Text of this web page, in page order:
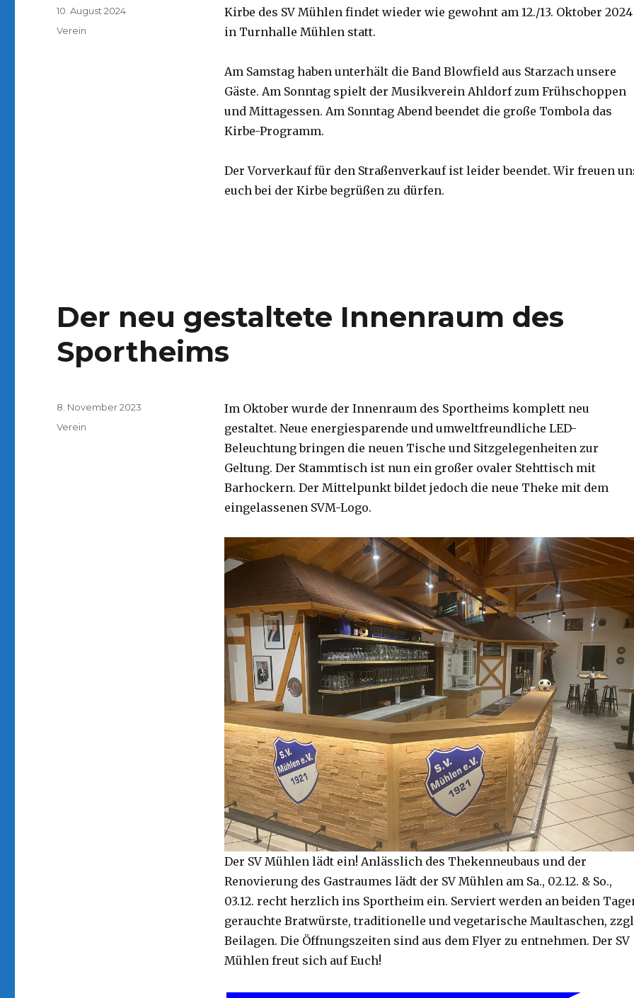
Kirbe des SV Mühlen findet wieder wie gewohnt am 12./13. Oktober 2024
in Turnhalle Mühlen statt.
Am Samstag haben unterhält die Band Blowfield aus Starzach unsere
Gäste. Am Sonntag spielt der Musikverein Ahldorf zum Frühschoppen
und Mittagessen. Am Sonntag Abend beendet die große Tombola das
Kirbe-Programm.
Der Vorverkauf für den Straßenverkauf ist leider beendet. Wir freuen
euch bei der Kirbe begrüßen zu dürfen.
Veröffentlicht
am
10. August 2024
Kategorien
Verein
Der neu gestaltete Innenraum des
Sportheims
Im Oktober wurde der Innenraum des Sportheims komplett neu
gestaltet. Neue energiesparende und umweltfreundliche LED-
Beleuchtung bringen die neuen Tische und Sitzgelegenheiten zur
Geltung. Der Stammtisch ist nun ein großer ovaler Stehttisch mit
Barhockern. Der Mittelpunkt bildet jedoch die neue Theke mit dem
eingelassenen SVM-Logo.
Der SV Mühlen lädt ein! Anlässlich des Thekenneubaus und der
Renovierung des Gastraumes lädt der SV Mühlen am Sa., 02.12. & So.,
03.12. recht herzlich ins Sportheim ein. Serviert werden an beiden
gerauchte Bratwürste, traditionelle und vegetarische Maultaschen,
Beilagen. Die Öffnungszeiten sind aus dem Flyer zu entnehmen. Der SV
Mühlen freut sich auf Euch!
Veröffentlicht
am
8. November 2023
Kategorien
Verein